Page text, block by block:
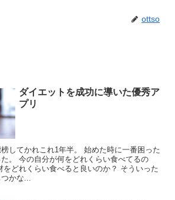
ottso
ダイエットを成功に導いた優秀ア
プリ
してかれこれ1年半。 始めた時に一番困った
。 今の自分が何をどれくらい食べてるの
をどれくらい食べると良いのか？ そういった
かな...